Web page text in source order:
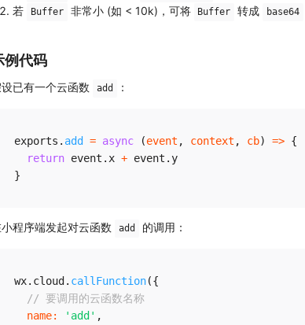
若
Buffer 非常小 (如 < 10k)，可将 Buffer 转成 base64
例代码
已有一个云函数 add ：
exports . add = async (event , context , cb) => {
return event . x + event .
}
程序端发起对云函数 add 的调用：
wx. cloud . callFunction({
// 要调用的云函数名称
name: 'add' ,